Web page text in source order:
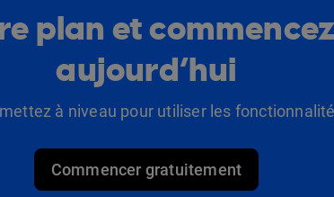
plan et
aujourd’hui
à niveau pour utiliser les
Commencer gratuitement